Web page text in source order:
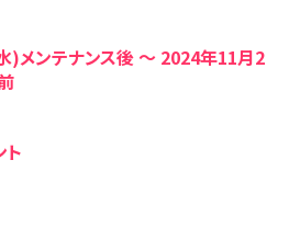
)メンテナンス後 ～ 2024年11月2
ト